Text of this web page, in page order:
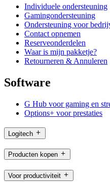
Individuele ondersteuning
Gamingondersteuning
Ondersteuning voor
Contact opnemen
Reserveonderdelen
Waar is mijn pakketje?
Retourneren & Annuleren
Software
G Hub voor gaming en
Options+ voor prestaties
Logitech
Producten kopen
Voor productiviteit